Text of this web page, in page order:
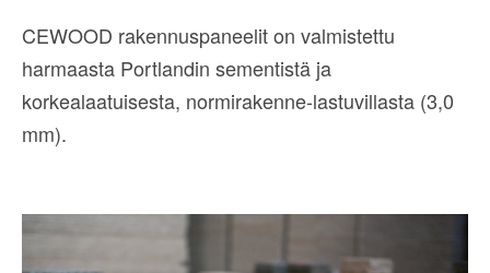
CEWOOD rakennuspaneelit on valmistettu
harmaasta Portlandin sementistä ja
korkealaatuisesta, normirakenne-lastuvillasta (3,0
mm).